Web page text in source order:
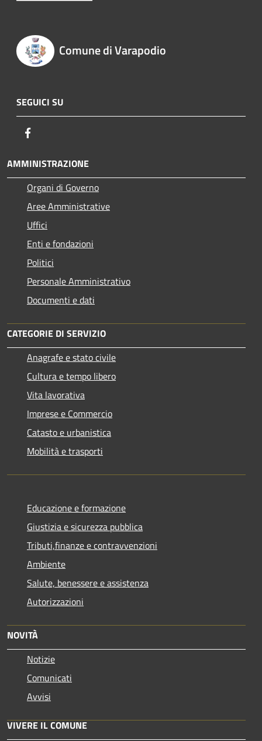
Comune di Varapodio
SEGUICI SU
AMMINISTRAZIONE
Organi di Governo
Aree Amministrative
Uffici
Enti e fondazioni
Politici
Personale Amministrativo
Documenti e dati
CATEGORIE DI SERVIZIO
Anagrafe e stato civile
Cultura e tempo libero
Vita lavorativa
Imprese e Commercio
Catasto e urbanistica
Mobilità e trasporti
Educazione e formazione
Giustizia e sicurezza pubblica
Tributi,finanze e contravvenzioni
Ambiente
Salute, benessere e assistenza
Autorizzazioni
NOVITÀ
Notizie
Comunicati
Avvisi
VIVERE IL COMUNE